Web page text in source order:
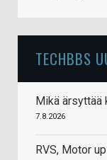
TECHBBS
Mikä
7.8.2026
RVS, Motor